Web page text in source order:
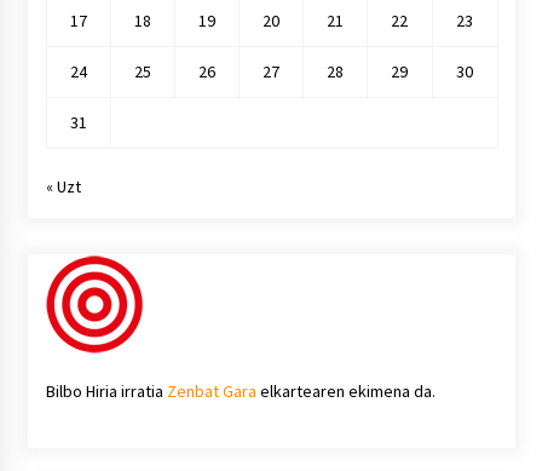
17 18 19 20 21 22 23
24 25 26 27 28 29 30
31
« Uzt
Bilbo Hiria irratia Zenbat Gara elkartearen ekimena da.